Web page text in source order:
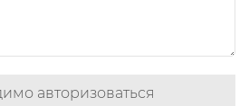
авторизоваться